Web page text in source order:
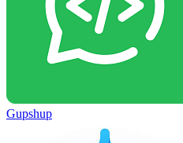
Gupshup